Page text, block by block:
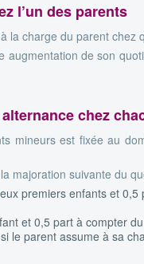
l’un des parents
la charge du parent chez
augmentation de son
chez
mineurs est fixée au
majoration suivante du
premiers enfants et
et 0,5 part à compter
le parent assume à sa